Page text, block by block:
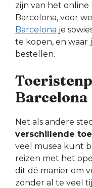
zijn van het
Barcelona, voor
Barcelona je
te kopen, en
bestellen.
Barcelona
Net als andere
verschillende
veel musea kunt
reizen met het
dit dé manier om
zonder al te veel